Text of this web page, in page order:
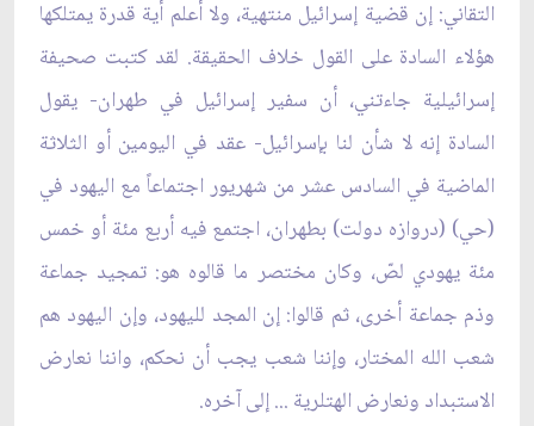
التقاني: إن قضية إسرائيل منتهية، ولا أعلم أية قدرة يمتلكها
هؤلاء السادة على القول خلاف الحقيقة. لقد كتبت صحيفة
إسرائيلية جاءتني، أن سفير إسرائيل في طهران- يقول
السادة إنه لا شأن لنا بإسرائيل- عقد في اليومين أو الثلاثة
الماضية في السادس عشر من شهريور اجتماعاً مع اليهود في
(حي) (دروازه دولت) بطهران، اجتمع فيه أربع مئة أو خمس
مئة يهودي لصّ، وكان مختصر ما قالوه هو: تمجيد جماعة
وذم جماعة أخرى، ثم قالوا: إن المجد لليهود، وإن اليهود هم
شعب الله المختار، وإننا شعب يجب أن نحكم، واننا نعارض
الاستبداد ونعارض الهتلرية ... إلى آخره.